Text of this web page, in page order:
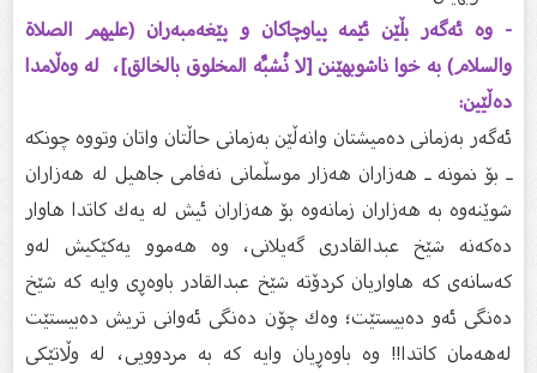
- وە ئەگەر بڵێن ئێمە پیاوچاكان و پێغەمبەران (عليهم الصلاة
والسلام) بە خوا ناشوبهێنن [لا نُشبِّه المخلوق بالخالق]، لە وەڵامدا
دەڵێین:
ئەگەر بەزمانی دەمیشتان وانەڵێن بەزمانی حاڵتان واتان وتووە چونكە
ـ بۆ نمونە ـ هەزاران هەزار موسڵمانی نەفامی جاهیل لە هەزاران
شوێنەوە بە هەزاران زمانەوە بۆ هەزاران ئیش لە یەك كاتدا هاوار
دەكەنە شێخ عبدالقادری گەیلانی، وە هەموو یەكێكیش لەو
كەسانەی كە هاواریان كردۆتە شێخ عبدالقادر باوەڕی وایە كە شێخ
دەنگی ئەو دەبیستێت؛ وەك چۆن دەنگی ئەوانی تریش دەبیستێت
لەهەمان كاتدا!! وە باوەڕیان وایە كە بە مردوویی، لە وڵاتێكی